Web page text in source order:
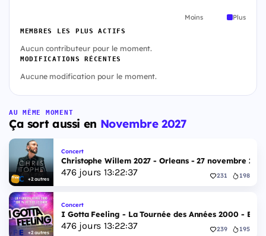
Moins Plus
MEMBRES LES PLUS ACTIFS
Aucun contributeur pour le moment.
MODIFICATIONS RÉCENTES
Aucune modification pour le moment.
AU MÊME MOMENT
Ça sort aussi en Novembre 2027
+2 autres
Concert
Christophe Willem 2027 - Orleans - 27 novembre 2027
476jours 13:22:36 231 198
+2 autres
Concert
I Gotta Feeling - La Tournée des Années 2000 -
476jours 13:22:36 239 195